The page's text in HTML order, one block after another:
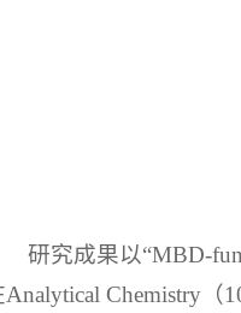
研究成果以“MBD-
Analytical Chemistry（